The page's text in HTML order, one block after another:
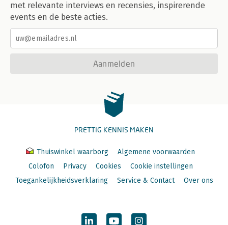
met relevante interviews en recensies, inspirerende
events en de beste acties.
Aanmelden
PRETTIG KENNIS MAKEN
Thuiswinkel waarborg
Algemene voorwaarden
Colofon
Privacy Cookies
Cookie instellingen
Toegankelijkheidsverklaring
Service & Contact Over ons